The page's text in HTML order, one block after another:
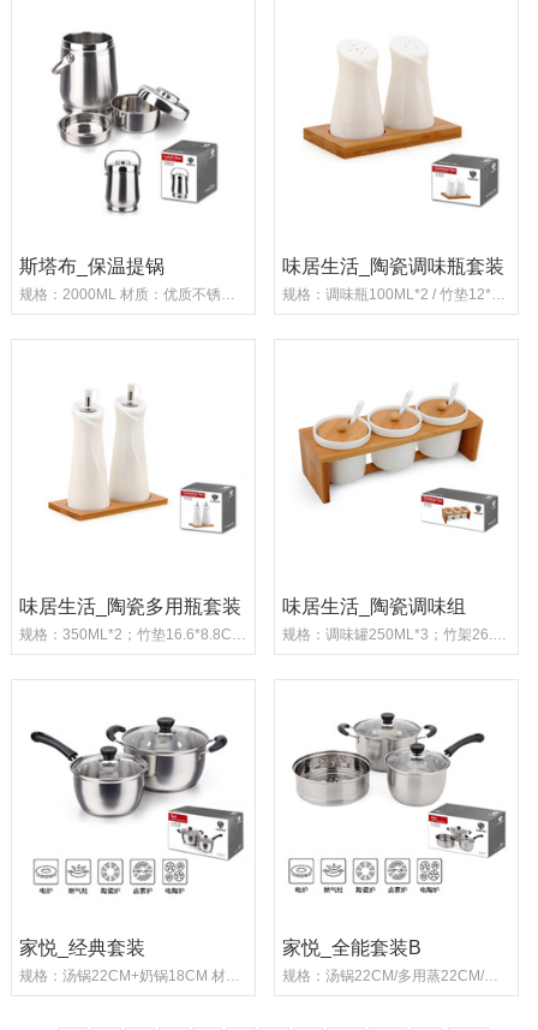
斯塔布_保温提锅 味居生活_陶瓷调味瓶套装
规格：调味瓶100ML*2 / 竹垫12*7CM 材质...
味居生活_陶瓷多用瓶套装
规格：350ML*2；竹垫16.6*8.8CM 材质：骨...
味居生活_陶瓷调味组
规格：调味罐250ML*3；竹架26.2*8.5CM 材...
家悦_经典套装
规格：汤锅22CM+奶锅18CM 材质：优质不锈钢 ...
家悦_全能套装B
规格：汤锅22CM/多用蒸22CM/奶锅18CM 材质：...